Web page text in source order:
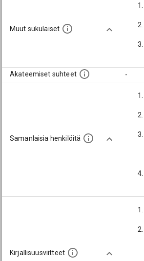
Muut sukulaiset
Akateemiset suhteet -
Samanlaisia henkilöitä
Kirjallisuusviitteet